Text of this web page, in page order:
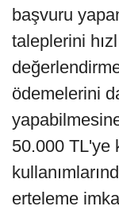
başvuru
taleplerini
ödemelerini
50.000 TL'ye
erteleme